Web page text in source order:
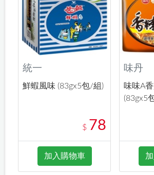
統一
鮮蝦風味 (83gx5包/組)
$ 78
加入購物車
味丹
味味A
(83gx5